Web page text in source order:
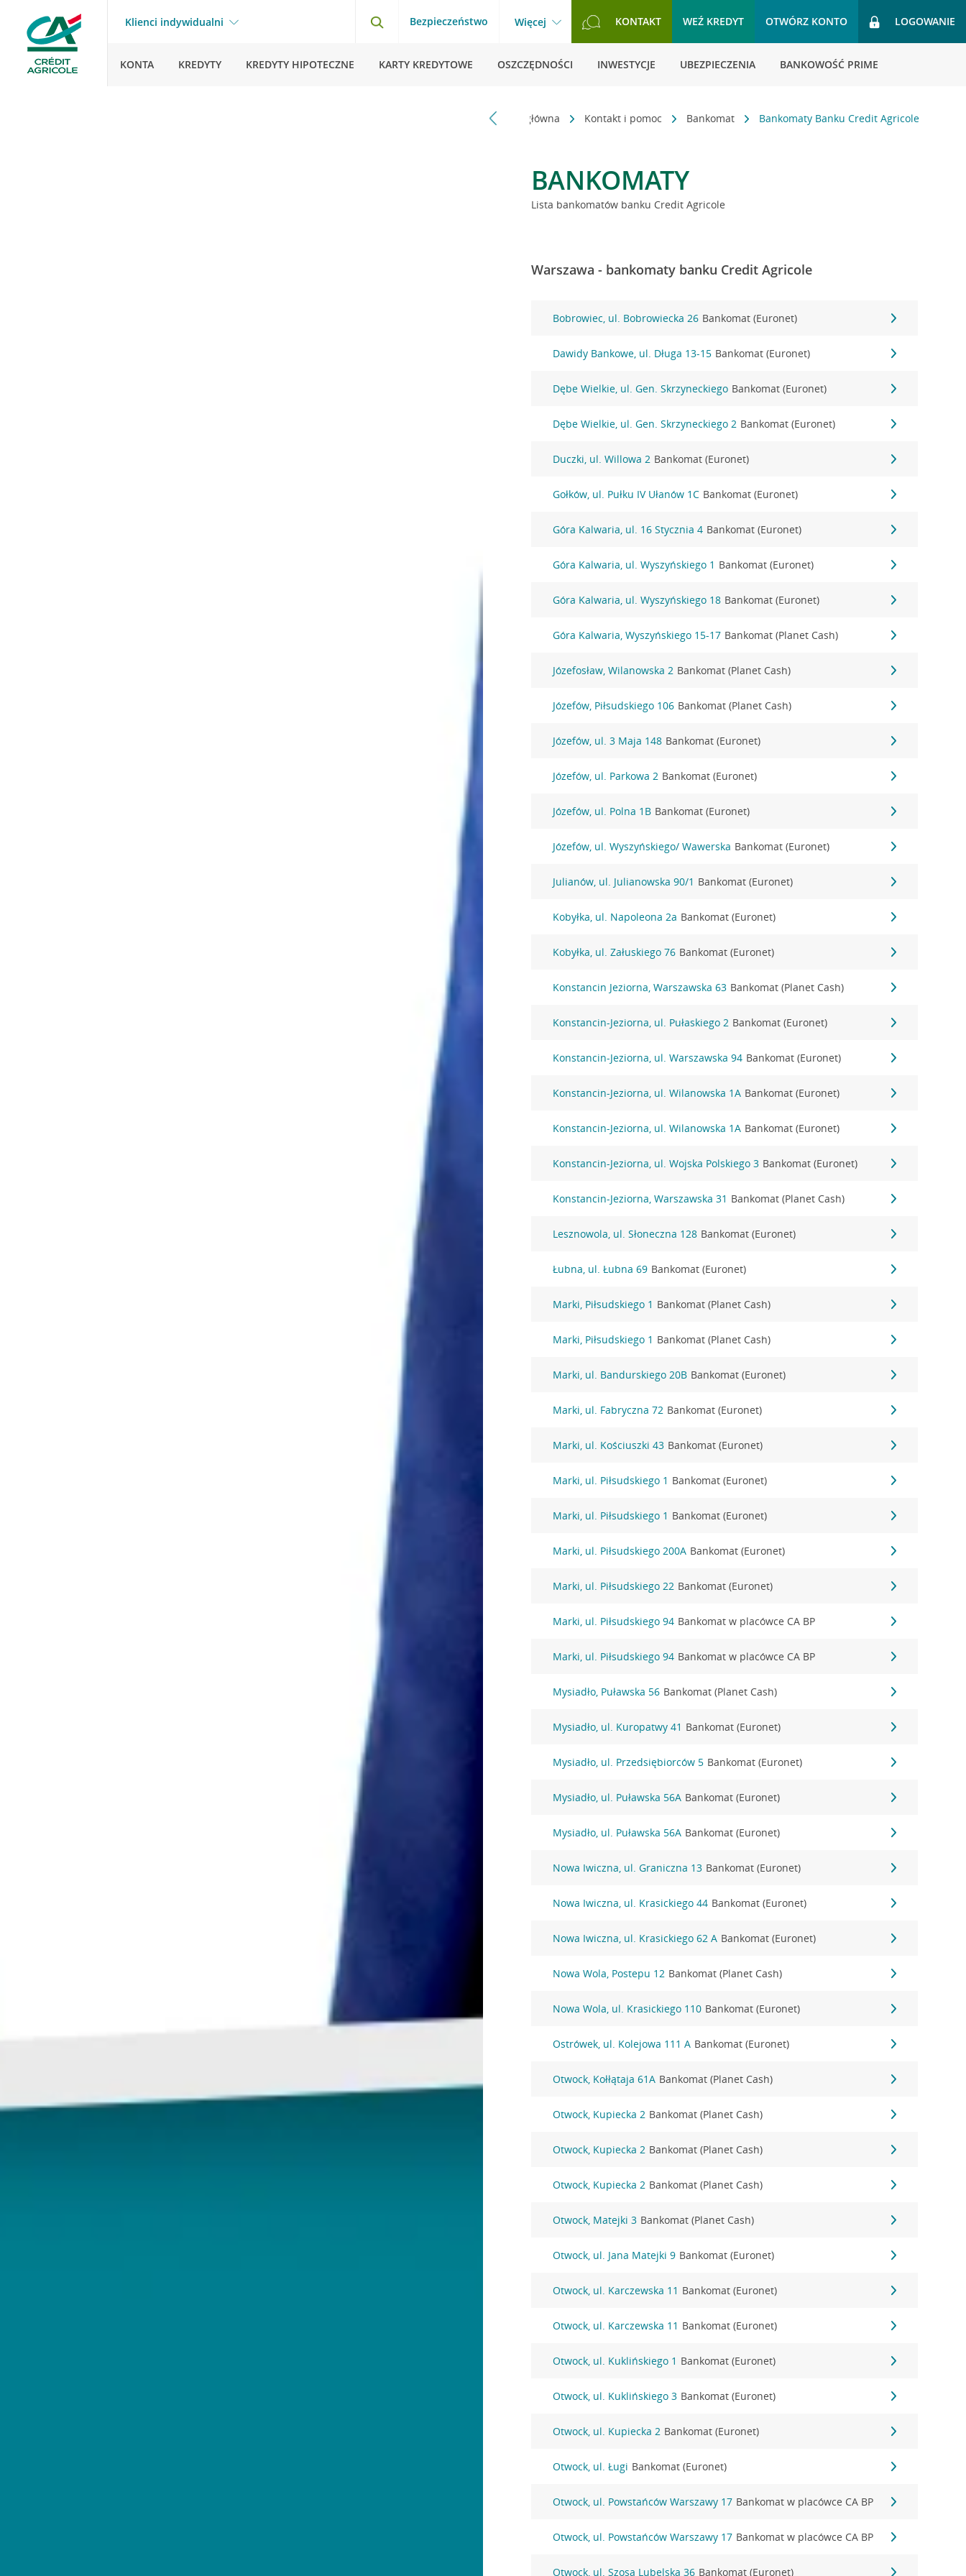
Klienci indywidualni Bezpieczeństwo Więcej KONTAKT WEŹ KREDYT OTWÓRZ KONTO LOGOWANIE
KONTA KREDYTY KREDYTY HIPOTECZNE KARTY KREDYTOWE OSZCZĘDNOŚCI INWESTYCJE UBEZPIECZENIA BANKOWOŚĆ PRIME
Strona główna Kontakt i pomoc Bankomat Bankomaty Banku Credit Agricole
BANKOMATY
Lista bankomatów banku Credit Agricole
Warszawa - bankomaty banku Credit Agricole
Bobrowiec, ul. Bobrowiecka 26 Bankomat (Euronet)
Dawidy Bankowe, ul. Długa 13-15 Bankomat (Euronet)
Dębe Wielkie, ul. Gen. Skrzyneckiego Bankomat (Euronet)
Dębe Wielkie, ul. Gen. Skrzyneckiego 2 Bankomat (Euronet)
Duczki, ul. Willowa 2 Bankomat (Euronet)
Gołków, ul. Pułku IV Ułanów 1C Bankomat (Euronet)
Góra Kalwaria, ul. 16 Stycznia 4 Bankomat (Euronet)
Góra Kalwaria, ul. Wyszyńskiego 1 Bankomat (Euronet)
Góra Kalwaria, ul. Wyszyńskiego 18 Bankomat (Euronet)
Góra Kalwaria, Wyszyńskiego 15-17 Bankomat (Planet Cash)
Józefosław, Wilanowska 2 Bankomat (Planet Cash)
Józefów, Piłsudskiego 106 Bankomat (Planet Cash)
Józefów, ul. 3 Maja 148 Bankomat (Euronet)
Józefów, ul. Parkowa 2 Bankomat (Euronet)
Józefów, ul. Polna 1B Bankomat (Euronet)
Józefów, ul. Wyszyńskiego/ Wawerska Bankomat (Euronet)
Julianów, ul. Julianowska 90/1 Bankomat (Euronet)
Kobyłka, ul. Napoleona 2a Bankomat (Euronet)
Kobyłka, ul. Załuskiego 76 Bankomat (Euronet)
Konstancin Jeziorna, Warszawska 63 Bankomat (Planet Cash)
Konstancin-Jeziorna, ul. Pułaskiego 2 Bankomat (Euronet)
Konstancin-Jeziorna, ul. Warszawska 94 Bankomat (Euronet)
Konstancin-Jeziorna, ul. Wilanowska 1A Bankomat (Euronet)
Konstancin-Jeziorna, ul. Wilanowska 1A Bankomat (Euronet)
Konstancin-Jeziorna, ul. Wojska Polskiego 3 Bankomat (Euronet)
Konstancin-Jeziorna, Warszawska 31 Bankomat (Planet Cash)
Lesznowola, ul. Słoneczna 128 Bankomat (Euronet)
Łubna, ul. Łubna 69 Bankomat (Euronet)
Marki, Piłsudskiego 1 Bankomat (Planet Cash)
Marki, Piłsudskiego 1 Bankomat (Planet Cash)
Marki, ul. Bandurskiego 20B Bankomat (Euronet)
Marki, ul. Fabryczna 72 Bankomat (Euronet)
Marki, ul. Kościuszki 43 Bankomat (Euronet)
Marki, ul. Piłsudskiego 1 Bankomat (Euronet)
Marki, ul. Piłsudskiego 1 Bankomat (Euronet)
Marki, ul. Piłsudskiego 200A Bankomat (Euronet)
Marki, ul. Piłsudskiego 22 Bankomat (Euronet)
Marki, ul. Piłsudskiego 94 Bankomat w placówce CA BP
Marki, ul. Piłsudskiego 94 Bankomat w placówce CA BP
Mysiadło, Puławska 56 Bankomat (Planet Cash)
Mysiadło, ul. Kuropatwy 41 Bankomat (Euronet)
Mysiadło, ul. Przedsiębiorców 5 Bankomat (Euronet)
Mysiadło, ul. Puławska 56A Bankomat (Euronet)
Mysiadło, ul. Puławska 56A Bankomat (Euronet)
Nowa Iwiczna, ul. Graniczna 13 Bankomat (Euronet)
Nowa Iwiczna, ul. Krasickiego 44 Bankomat (Euronet)
Nowa Iwiczna, ul. Krasickiego 62 A Bankomat (Euronet)
Nowa Wola, Postepu 12 Bankomat (Planet Cash)
Nowa Wola, ul. Krasickiego 110 Bankomat (Euronet)
Ostrówek, ul. Kolejowa 111 A Bankomat (Euronet)
Otwock, Kołłątaja 61A Bankomat (Planet Cash)
Otwock, Kupiecka 2 Bankomat (Planet Cash)
Otwock, Kupiecka 2 Bankomat (Planet Cash)
Otwock, Kupiecka 2 Bankomat (Planet Cash)
Otwock, Matejki 3 Bankomat (Planet Cash)
Otwock, ul. Jana Matejki 9 Bankomat (Euronet)
Otwock, ul. Karczewska 11 Bankomat (Euronet)
Otwock, ul. Karczewska 11 Bankomat (Euronet)
Otwock, ul. Kuklińskiego 1 Bankomat (Euronet)
Otwock, ul. Kuklińskiego 3 Bankomat (Euronet)
Otwock, ul. Kupiecka 2 Bankomat (Euronet)
Otwock, ul. Ługi Bankomat (Euronet)
Otwock, ul. Powstańców Warszawy 17 Bankomat w placówce CA BP
Otwock, ul. Powstańców Warszawy 17 Bankomat w placówce CA BP
Otwock, ul. Szosa Lubelska 36 Bankomat (Euronet)